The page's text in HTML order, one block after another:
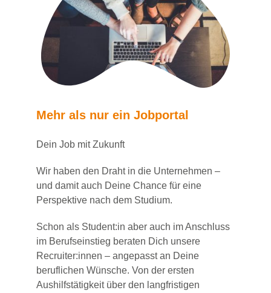
Mehr als nur ein Jobportal
Dein Job mit Zukunft
Wir haben den Draht in die Unternehmen –
und damit auch Deine Chance für eine
Perspektive nach dem Studium.
Schon als Student:in aber auch im Anschluss
im Berufseinstieg beraten Dich unsere
Recruiter:innen – angepasst an Deine
beruflichen Wünsche. Von der ersten
Aushilfstätigkeit über den langfristigen